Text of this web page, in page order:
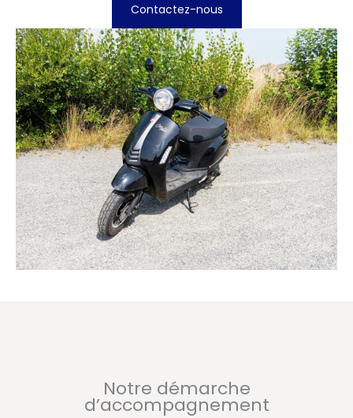
Contactez-nous
Notre démarche
d’accompagnement